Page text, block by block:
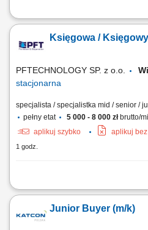
Zakres obowiązków: Koordynowanie i
zewnętrznymi przy opracowywaniu i
walidacyjnych zgodnych z
Księgowa / Księgowy
PFTECHNOLOGY SP. z o.o.
stacjonarna
specjalista / specjalistka mid / senior /
pełny etat
5 000 - 8 000 złbrutto/
aplikuj szybko
aplikuj
1 godz.
Zakres obowiązków: Prowadzenie
obowiązującymi przepisami.
w tym faktur, wyciągów bankowych
Weryfikacja dokumentów pod
Junior Buyer (m/k)